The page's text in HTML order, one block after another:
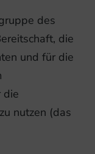
des
die
und für die
die
nutzen (das